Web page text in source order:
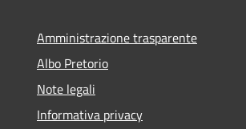
Amministrazione trasparente
Albo Pretorio
Note legali
Informativa privacy